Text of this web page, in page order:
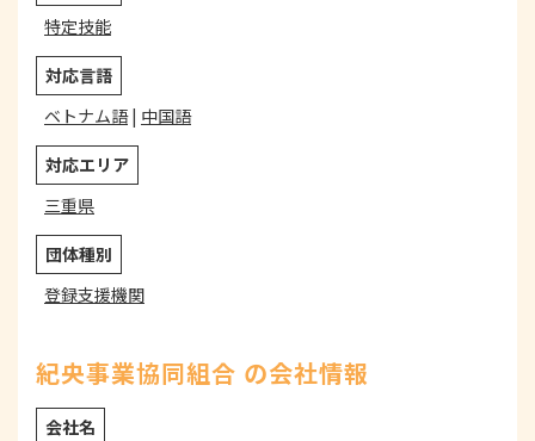
特定技能
対応言語
ベトナム語| 中国語
対応エリア
三重県
団体種別
登録支援機関
紀央事業協同組合 の会社情報
会社名